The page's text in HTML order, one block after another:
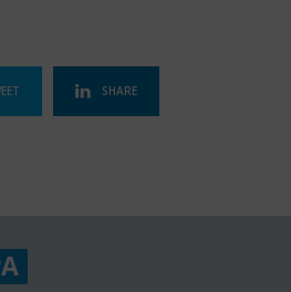
SHARE